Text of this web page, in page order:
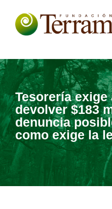
Tesorería
devolver $183
denuncia
como exige la